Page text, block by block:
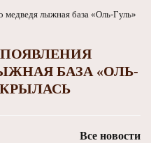
БАЗА «ОЛЬ-
Все новости